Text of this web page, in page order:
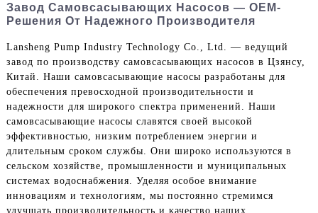
Завод Самовсасывающих Насосов — OEM-
Решения От Надежного Производителя
Lansheng Pump Industry Technology Co., Ltd. — ведущий
завод по производству самовсасывающих насосов в Цзянсу,
Китай. Наши самовсасывающие насосы разработаны для
обеспечения превосходной производительности и
надежности для широкого спектра применений. Наши
самовсасывающие насосы славятся своей высокой
эффективностью, низким потреблением энергии и
длительным сроком службы. Они широко используются в
сельском хозяйстве, промышленности и муниципальных
системах водоснабжения. Уделяя особое внимание
инновациям и технологиям, мы постоянно стремимся
улучшать производительность и качество наших